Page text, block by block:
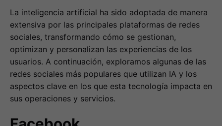
La inteligencia artificial ha sido adoptada de manera
extensiva por las principales plataformas de redes
sociales, transformando cómo se gestionan,
optimizan y personalizan las experiencias de los
usuarios. A continuación, exploramos algunas de las
redes sociales más populares que utilizan IA y los
aspectos clave en los que esta tecnología impacta en
sus operaciones y servicios.